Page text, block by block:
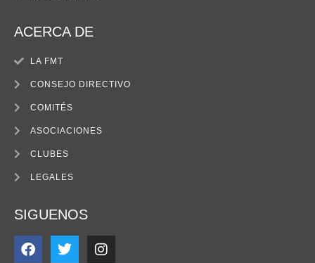
ACERCA DE
LA FMT
CONSEJO DIRECTIVO
COMITÉS
ASOCIACIONES
CLUBES
LEGALES
SIGUENOS